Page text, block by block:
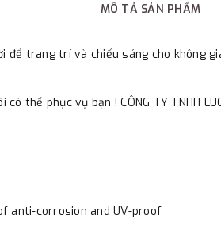
MÔ TẢ SẢN PHẨM
trang trí và chiếu sáng cho không
thể phục vụ bạn ! CÔNG TY TNHH
anti-corrosion and UV-proof